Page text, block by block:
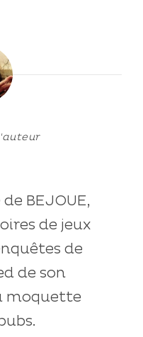
BEJOUE,
de jeux
de
de son
moquette